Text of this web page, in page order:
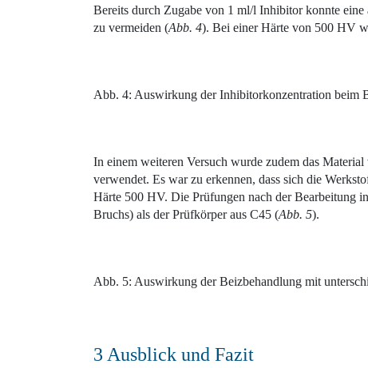
Bereits durch Zugabe von 1 ml/l Inhibitor konnte
zu vermeiden (Abb. 4). Bei einer Härte von 500 HV
Abb. 4: Auswirkung der Inhibitorkonzentration beim
In einem weiteren Versuch wurde zudem das
verwendet. Es war zu erkennen, dass sich die
Härte 500 HV. Die Prüfungen nach der Bearbeitung
Bruchs) als der Prüfkörper aus C45 (Abb. 5).
Abb. 5: Auswirkung der Beizbehandlung mit
3 Ausblick und Fazit